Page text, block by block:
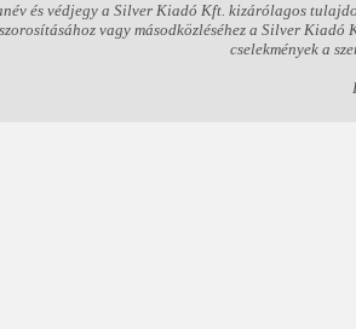
és védjegy a Silver Kiadó Kft. kizárólagos
vagy másodközléséhez a Silver
cselekmények a